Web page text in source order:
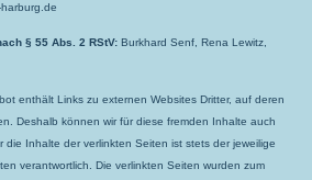
§ 55 Abs. 2 RStV: Burkhard Senf, Rena Lewitz,
enthält Links zu externen Websites Dritter, auf deren
Deshalb können wir für diese fremden Inhalte auch
die Inhalte der verlinkten Seiten ist stets der jeweilige
verantwortlich. Die verlinkten Seiten wurden zum